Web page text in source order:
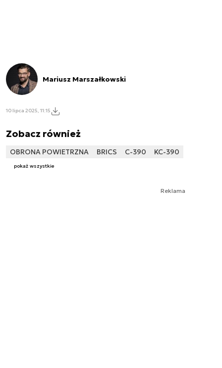
Mariusz Marszałkowski
10 lipca 2025, 11:15
Zobacz również
OBRONA POWIETRZNA BRICS C-390 KC-390
pokaż wszystkie
Reklama